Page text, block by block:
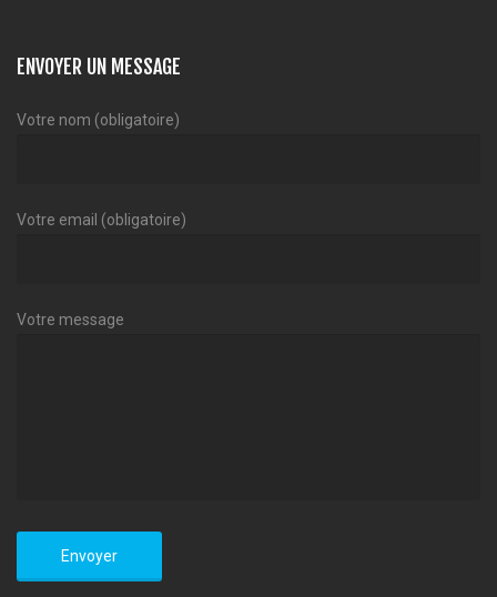
ENVOYER UN MESSAGE
Votre nom (obligatoire)
Votre email (obligatoire)
Votre message